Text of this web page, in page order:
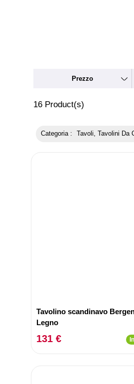
Prezzo
16 Product(s)
Categoria : Tavoli, Tavolini Da
Tavolino scandinavo
Legno
131 €